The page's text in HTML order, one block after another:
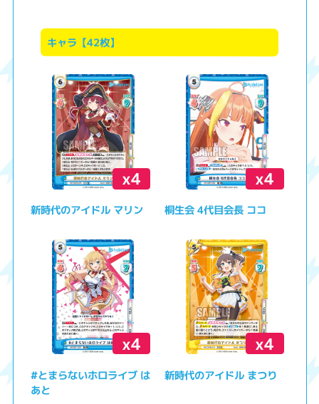
キャラ【42枚】
x4
新時代のアイドル マリン
x4
桐生会 4代目会長 ココ
x4
#とまらないホロライブ は
あと
x4
新時代のアイドル まつり